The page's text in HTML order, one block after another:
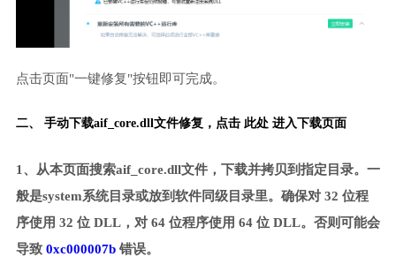
点击页面"一键修复"按钮即可完成。
二、 手动下载aif_core.dll文件修复， 点击 此处 进入下载页面
1、从本页面搜索aif_core.dll文件，下载并拷贝到指定目录。一
般是system系统目录或放到软件同级目录里。确保对 32 位程
序使用 32 位 DLL，对 64 位程序使用 64 位 DLL。否则可能会
导致 0xc000007b错误。